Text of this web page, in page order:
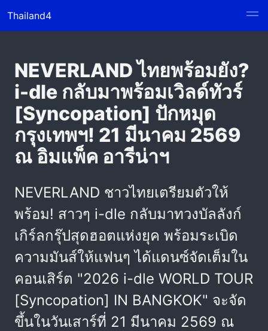
Thailand4
NEVERLAND ไทยพร้อมยัง?
i-dle กลับมาพร้อมเวิลด์ทัวร์
[Syncopation] ปักหมุด
กรุงเทพฯ! 21 มีนาคม 2569
ณ อิมแพ็ค อารีน่าฯ
NEVERLAND ชาวไทยเตรียมตัวให้
พร้อม! สาวๆ i-dle กลับมาทวงบัลลังก์
เกิร์ลกรุ๊ปสุดฮอตแห่งยุค พร้อมระเบิด
ความมันส์ให้แฟนๆ ได้แดนซ์จัดเต็มใน
คอนเสิร์ต "2026 i-dle WORLD TOUR
[Syncopation] IN BANGKOK" จะจัด
ขึ้นในวันเสาร์ที่ 21 มีนาคม 2569 ณ